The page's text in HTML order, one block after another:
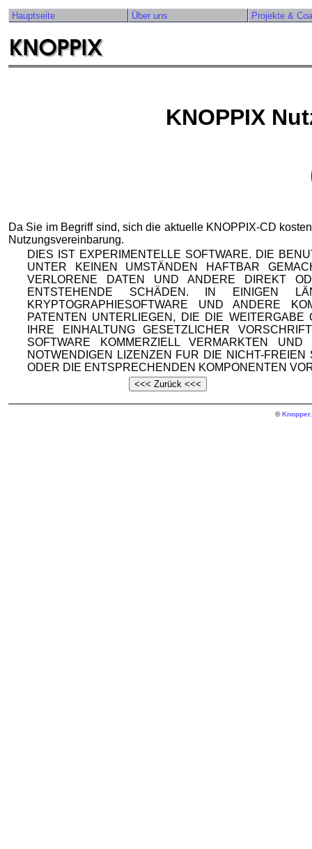
Hauptseite Über uns Projekte &
KNOPPIX
Da Sie im Begriff sind, sich die aktuelle KNOPPIX-CD
Nutzungsvereinbarung.
DIES IST EXPERIMENTELLE SOFTWARE. DIE
UNTER KEINEN UMSTÄNDEN HAFTBAR
VERLORENE DATEN UND ANDERE DIREKT
ENTSTEHENDE SCHÄDEN. IN EINIGEN
KRYPTOGRAPHIESOFTWARE UND ANDERE
PATENTEN UNTERLIEGEN, DIE DIE
IHRE EINHALTUNG GESETZLICHER
SOFTWARE KOMMERZIELL VERMARKTEN
NOTWENDIGEN LIZENZEN FUR DIE NICHT-
ODER DIE ENTSPRECHENDEN KOMPONENTEN
©